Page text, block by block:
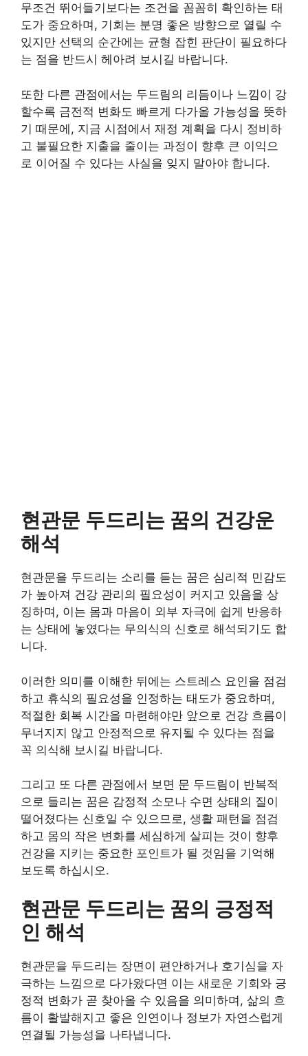
무조건 뛰어들기보다는 조건을 꼼꼼히 확인하는 태
도가 중요하며, 기회는 분명 좋은 방향으로 열릴 수
있지만 선택의 순간에는 균형 잡힌 판단이 필요하다
는 점을 반드시 헤아려 보시길 바랍니다.
또한 다른 관점에서는 두드림의 리듬이나 느낌이 강
할수록 금전적 변화도 빠르게 다가올 가능성을 뜻하
기 때문에, 지금 시점에서 재정 계획을 다시 정비하
고 불필요한 지출을 줄이는 과정이 향후 큰 이익으
로 이어질 수 있다는 사실을 잊지 말아야 합니다.
현관문 두드리는 꿈의 건강운
해석
현관문을 두드리는 소리를 듣는 꿈은 심리적 민감도
가 높아져 건강 관리의 필요성이 커지고 있음을 상
징하며, 이는 몸과 마음이 외부 자극에 쉽게 반응하
는 상태에 놓였다는 무의식의 신호로 해석되기도 합
니다.
이러한 의미를 이해한 뒤에는 스트레스 요인을 점검
하고 휴식의 필요성을 인정하는 태도가 중요하며,
적절한 회복 시간을 마련해야만 앞으로 건강 흐름이
무너지지 않고 안정적으로 유지될 수 있다는 점을
꼭 의식해 보시길 바랍니다.
그리고 또 다른 관점에서 보면 문 두드림이 반복적
으로 들리는 꿈은 감정적 소모나 수면 상태의 질이
떨어졌다는 신호일 수 있으므로, 생활 패턴을 점검
하고 몸의 작은 변화를 세심하게 살피는 것이 향후
건강을 지키는 중요한 포인트가 될 것임을 기억해
보도록 하십시오.
현관문 두드리는 꿈의 긍정적
인 해석
현관문을 두드리는 장면이 편안하거나 호기심을 자
극하는 느낌으로 다가왔다면 이는 새로운 기회와 긍
정적 변화가 곧 찾아올 수 있음을 의미하며, 삶의 흐
름이 활발해지고 좋은 인연이나 정보가 자연스럽게
연결될 가능성을 나타냅니다.